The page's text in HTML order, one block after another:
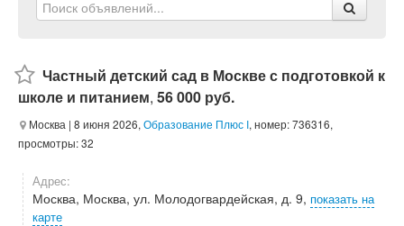
Услуги
Частный детский сад в Москве с подготовкой к
школе и питанием, 56 000 руб.
Москва | 8 июня 2026, Образование Плюс I, номер: 736316,
просмотры: 32
Адрес:
Москва, Москва, ул. Молодогвардейская, д. 9, показать на
карте